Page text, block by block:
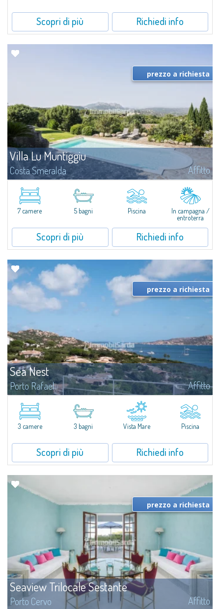
Scopri di più Richiedi info
Villa Lu Muntiggiu
Costa Smeralda Affitto
Splendida villa immersa nel verde sulla collina di Mirialveda, a metà strada
fra Capriccioli e San Pantaleo.Villa Lu Muntiggiu è un grande stazzo
completamente rimodernato, in cui gli spazi sono stati ripensati da zero...
prezzo a richiesta
7 camere 5 bagni Piscina
In campagna /
entroterra
Scopri di più Richiedi info
Sea Nest
Porto Rafael Affitto
​Nuova acquisizione: splendida villa con 3 camere da letto e 3 bagni,
arricchita da una piscina privata. Spazi luminosi e ben distribuiti, ideali per
vivere il fascino e la tranquillità di Porto Rafael in un...
prezzo a richiesta
3 camere 3 bagni Vista Mare Piscina
Scopri di più Richiedi info
Seaview Trilocale Sestante
Porto Cervo Affitto
prezzo a richiesta